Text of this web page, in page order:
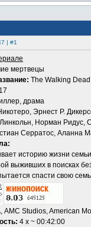
| #1
мертвецы
The Walking Dead
драма
Эрнест Р.
Норман Ридус,
Серратос, Аланна
историю жизни
выживших в поисках
спасти свою
Studios, American
4 x ~ 00:42:00